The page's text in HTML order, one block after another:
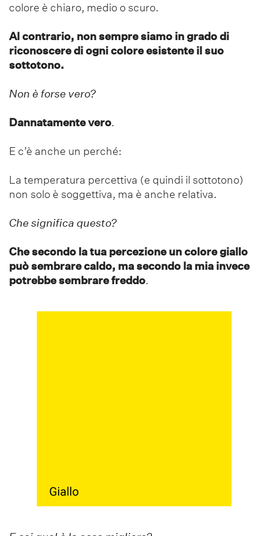
colore è chiaro, medio o scuro.
Al contrario, non sempre siamo in grado di
riconoscere di ogni colore esistente il suo
sottotono.
Non è forse vero?
Dannatamente vero.
E c’è anche un perché:
La temperatura percettiva (e quindi il sottotono)
non solo è soggettiva, ma è anche relativa.
Che significa questo?
Che secondo la tua percezione un colore giallo
può sembrare caldo, ma secondo la mia invece
potrebbe sembrare freddo.